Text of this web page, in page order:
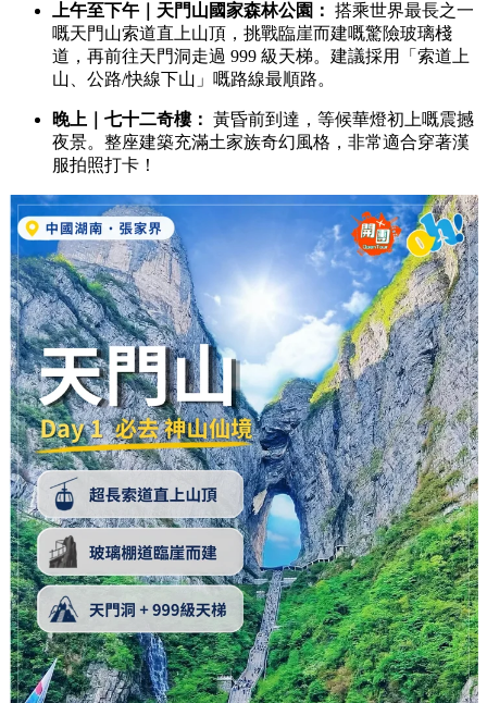
上午至下午｜天門山國家森林公園： 搭乘世界最長之一
嘅天門山索道直上山頂，挑戰臨崖而建嘅驚險玻璃棧
道，再前往天門洞走過 999 級天梯。建議採用「索道上
山、公路/快線下山」嘅路線最順路。
晚上｜七十二奇樓： 黃昏前到達，等候華燈初上嘅震撼
夜景。整座建築充滿土家族奇幻風格，非常適合穿著漢
服拍照打卡！